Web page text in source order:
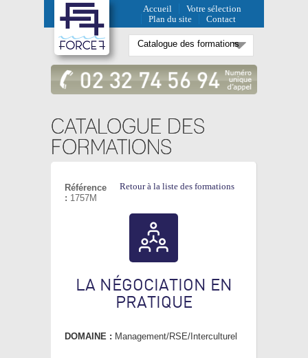
Accueil
Votre sélection
Plan du site
Contact
CATALOGUE DES
FORMATIONS
Retour à la liste des formations
Référence
: 1757M
LA NÉGOCIATION EN
PRATIQUE
DOMAINE : Management/RSE/Interculturel